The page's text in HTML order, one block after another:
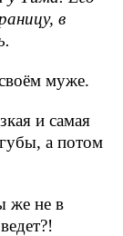
в
муже.
и самая
а потом
же не в